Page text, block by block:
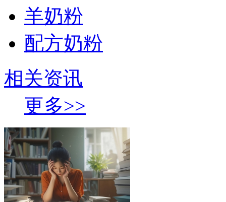
羊奶粉
配方奶粉
相关资讯
更多>>